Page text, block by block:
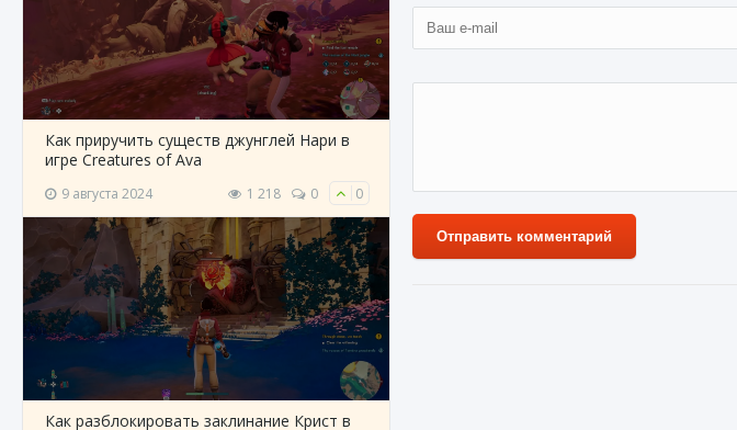
Как приручить существ джунглей Нари в
игре Creatures of Ava
9 августа 2024 1 218 0 0
Как разблокировать заклинание Крист в
Отправить комментарий